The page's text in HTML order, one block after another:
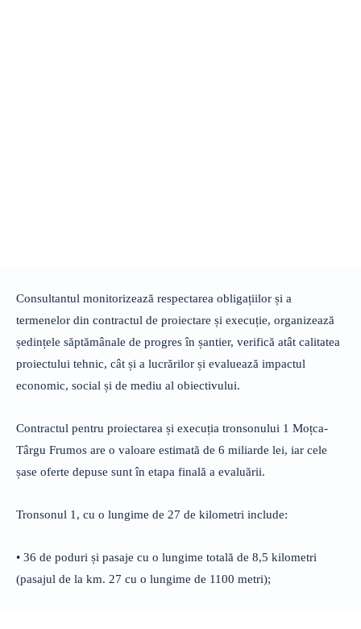
Consultantul monitorizează respectarea obligațiilor și a
termenelor din contractul de proiectare și execuție, organizează
ședințele săptămânale de progres în șantier, verifică atât calitatea
proiectului tehnic, cât și a lucrărilor și evaluează impactul
economic, social și de mediu al obiectivului.
Contractul pentru proiectarea și execuția tronsonului 1 Moțca-
Târgu Frumos are o valoare estimată de 6 miliarde lei, iar cele
șase oferte depuse sunt în etapa finală a evaluării.
Tronsonul 1, cu o lungime de 27 de kilometri include:
• 36 de poduri și pasaje cu o lungime totală de 8,5 kilometri
(pasajul de la km. 27 cu o lungime de 1100 metri);